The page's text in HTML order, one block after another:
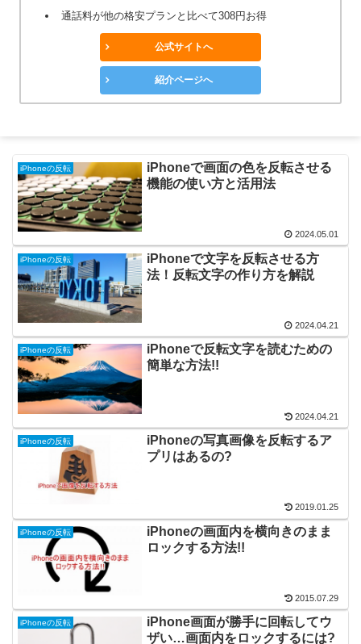
通話料が他の格安プランと比べて308円お得
公式サイトへ
紹介ページへ
iPhoneの反転
iPhoneで画面の色を反転させる
機能の使い方と活用法
2024.05.01
iPhoneの反転
iPhoneで文字を反転させる方
法！反転文字の作り方を解説
2024.04.21
iPhoneの反転
iPhoneで反転文字を読むための
簡単な方法!!
2024.04.21
iPhoneの反転
iPhoneの写真画像を反転するア
プリはあるの?
2019.01.25
iPhoneの反転
iPhoneの画面内を横向きのまま
ロックする方法!!
2015.07.29
iPhoneの反転
iPhone画面が勝手に回転してウ
ザい…画面内をロックするには?